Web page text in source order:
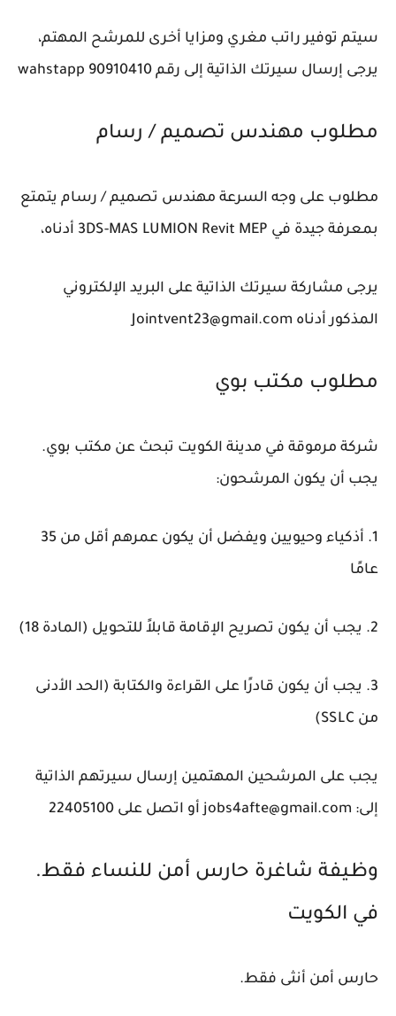
سيتم توفير راتب مغري ومزايا أخرى للمرشح المهتم،
يرجى إرسال سيرتك الذاتية إلى رقم wahstapp 90910410
مطلوب مهندس تصميم / رسام
مطلوب على وجه السرعة مهندس تصميم / رسام يتمتع
بمعرفة جيدة في 3DS-MAS LUMION Revit MEP أدناه،
يرجى مشاركة سيرتك الذاتية على البريد الإلكتروني
المذكور أدناه Jointvent23@gmail.com
مطلوب مكتب بوي
شركة مرموقة في مدينة الكويت تبحث عن مكتب بوي.
يجب أن يكون المرشحون:
1. أذكياء وحيويين ويفضل أن يكون عمرهم أقل من 35
عامًا
2. يجب أن يكون تصريح الإقامة قابلاً للتحويل (المادة 18)
3. يجب أن يكون قادرًا على القراءة والكتابة (الحد الأدنى
من SSLC)
يجب على المرشحين المهتمين إرسال سيرتهم الذاتية
إلى: jobs4afte@gmail.com أو اتصل على 22405100
وظيفة شاغرة حارس أمن للنساء فقط.
في الكويت
حارس أمن أنثى فقط.